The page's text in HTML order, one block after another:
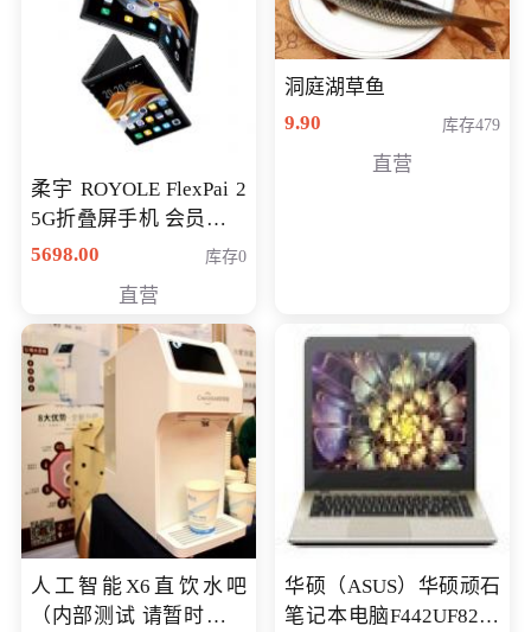
柔宇 ROYOLE FlexPai 2
5G折叠屏手机 会员专享
购买价格 4998元
5698.00 库存0
直营
洞庭湖草鱼
9.90
库存479
直营
人工智能X6直饮水吧
（内部测试 请暂时不要
华硕（ASUS）华硕顽石
笔记本电脑F442UF8250